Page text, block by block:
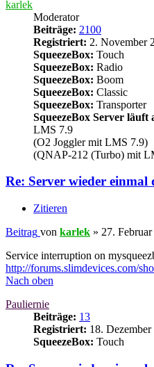
karlek
Moderator
Beiträge: 2100
Registriert: 2. November
SqueezeBox: Touch
SqueezeBox: Radio
SqueezeBox: Boom
SqueezeBox: Classic
SqueezeBox: Transporter
SqueezeBox Server läuft
LMS 7.9
(O2 Joggler mit LMS 7.9)
(QNAP-212 (Turbo) mit
Re: Server wieder einmal
Zitieren
Beitrag von karlek » 27.
Service interruption on
http://forums.slimdevices.com/
Nach oben
Pauliernie
Beiträge: 13
Registriert: 18.
SqueezeBox: Touch